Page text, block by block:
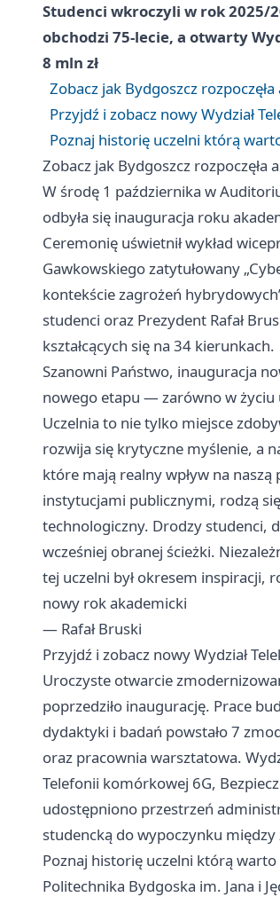
Studenci wkroczyli w rok 2025/
obchodzi 75-lecie, a otwarty
8 mln zł
Zobacz jak Bydgoszcz
Przyjdź i zobacz nowy Wydział
Poznaj historię uczelni którą
Zobacz jak Bydgoszcz rozpoczęła
W środę 1 października w
odbyła się inauguracja roku
Ceremonię uświetnił wykład
Gawkowskiego zatytułowany
kontekście zagrożeń
studenci oraz Prezydent Rafał
kształcących się na 34 kierunkach.
Szanowni Państwo, inauguracja
nowego etapu — zarówno w życiu
Uczelnia to nie tylko miejsce
rozwija się krytyczne myślenie, a
które mają realny wpływ na
instytucjami publicznymi, rodzą
technologiczny. Drodzy studenci,
wcześniej obranej ścieżki.
tej uczelni był okresem inspiracji,
nowy rok akademicki
— Rafał Bruski
Przyjdź i zobacz nowy Wydział
Uroczyste otwarcie
poprzedziło inaugurację. Prace
dydaktyki i badań powstało 7
oraz pracownia warsztatowa.
Telefonii komórkowej 6G,
udostępniono przestrzeń
studencką do wypoczynku między
Poznaj historię uczelni którą
Politechnika Bydgoska im. Jana i